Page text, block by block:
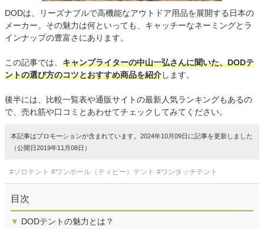
DODは、リーズナブルで高機能なアウトドア用品を展開する日本の
メーカー。その魅力は何といっても、キャッチーなネーミングとラ
インナップの豊富さにあります。
この記事では、 キャンプライターの中山一弘さんに聞いた、DODテ
ントの選び方のコツとおすすめ商品を紹介します。
後半には、比較一覧表や通販サイトの最新人気ランキングもあるの
で、売れ筋や口コミとあわせてチェックしてみてください。
本記事はプロモーションが含まれています。2024年10月09日に記事を更新しました
（公開日2019年11月08日）
#ソロテント #ワンポール（ティピー）テント #ワンタッチテント
目次
▼ DODテントの魅力とは？